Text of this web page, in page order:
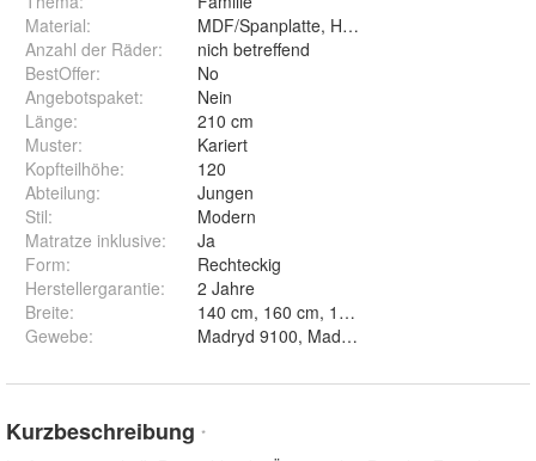
Material:
MDF/Spanplatte, Holz, Kunstleder
Anzahl der Räder:
nich betreffend
BestOffer:
No
Angebotspaket:
Nein
Länge:
210 cm
Muster:
Kariert
Kopfteilhöhe:
120
Abteilung:
Jungen
Stil:
Modern
Matratze inklusive:
Ja
Form:
Rechteckig
Herstellergarantie:
2 Jahre
Breite:
Gewebe: Madryd 9100, Madryt 960, Madryd 912,
Kurzbeschreibung *